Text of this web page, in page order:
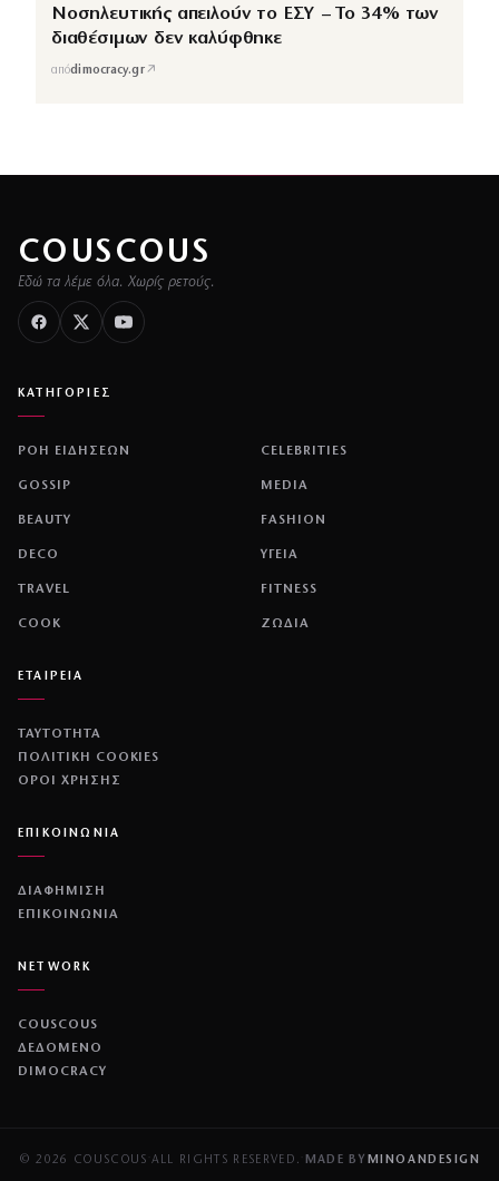
Νοσηλευτικής απειλούν το ΕΣΥ – Το 34% των
διαθέσιμων δεν καλύφθηκε
απόdimocracy.gr↗
COUSCOUS
Εδώ τα λέμε όλα. Χωρίς ρετούς.
ΚΑΤΗΓΟΡΙΕΣ
ΡΟΗ ΕΙΔΗΣΕΩΝ CELEBRITIES
GOSSIP MEDIA
BEAUTY FASHION
DECO ΥΓΕΙΑ
TRAVEL FITNESS
COOK ΖΩΔΙΑ
ΕΤΑΙΡΕΙΑ
ΤΑΥΤΟΤΗΤΑ
ΠΟΛΙΤΙΚΉ COOKIES
ΌΡΟΙ ΧΡΉΣΗΣ
ΕΠΙΚΟΙΝΩΝΙΑ
ΔΙΑΦΗΜΙΣΗ
ΕΠΙΚΟΙΝΩΝΙΑ
NETWORK
COUSCOUS
ΔΕΔΟΜΕΝΟ
DIMOCRACY
© 2026 COUSCOUS ALL RIGHTS RESERVED. MADE BY MINOANDESIGN